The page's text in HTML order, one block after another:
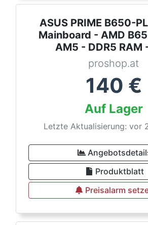
ASUS PRIME B650-
Mainboard - AMD
AM5 - DDR5 RAM
proshop.at
140 €
Auf Lager
Letzte Aktualisierung: vor
Produktblatt
Preisalarm